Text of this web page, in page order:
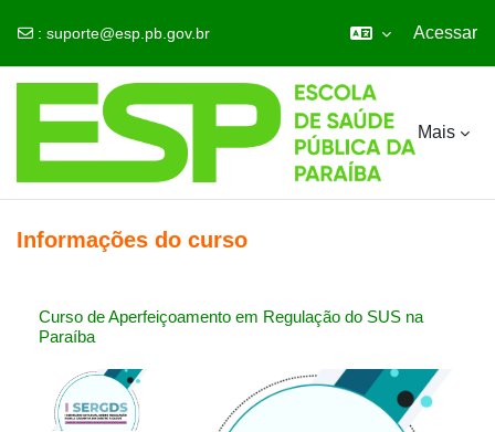
: suporte@esp.pb.gov.br Acessar
Mais
Informações do curso
Curso de Aperfeiçoamento em Regulação do SUS na
Paraíba